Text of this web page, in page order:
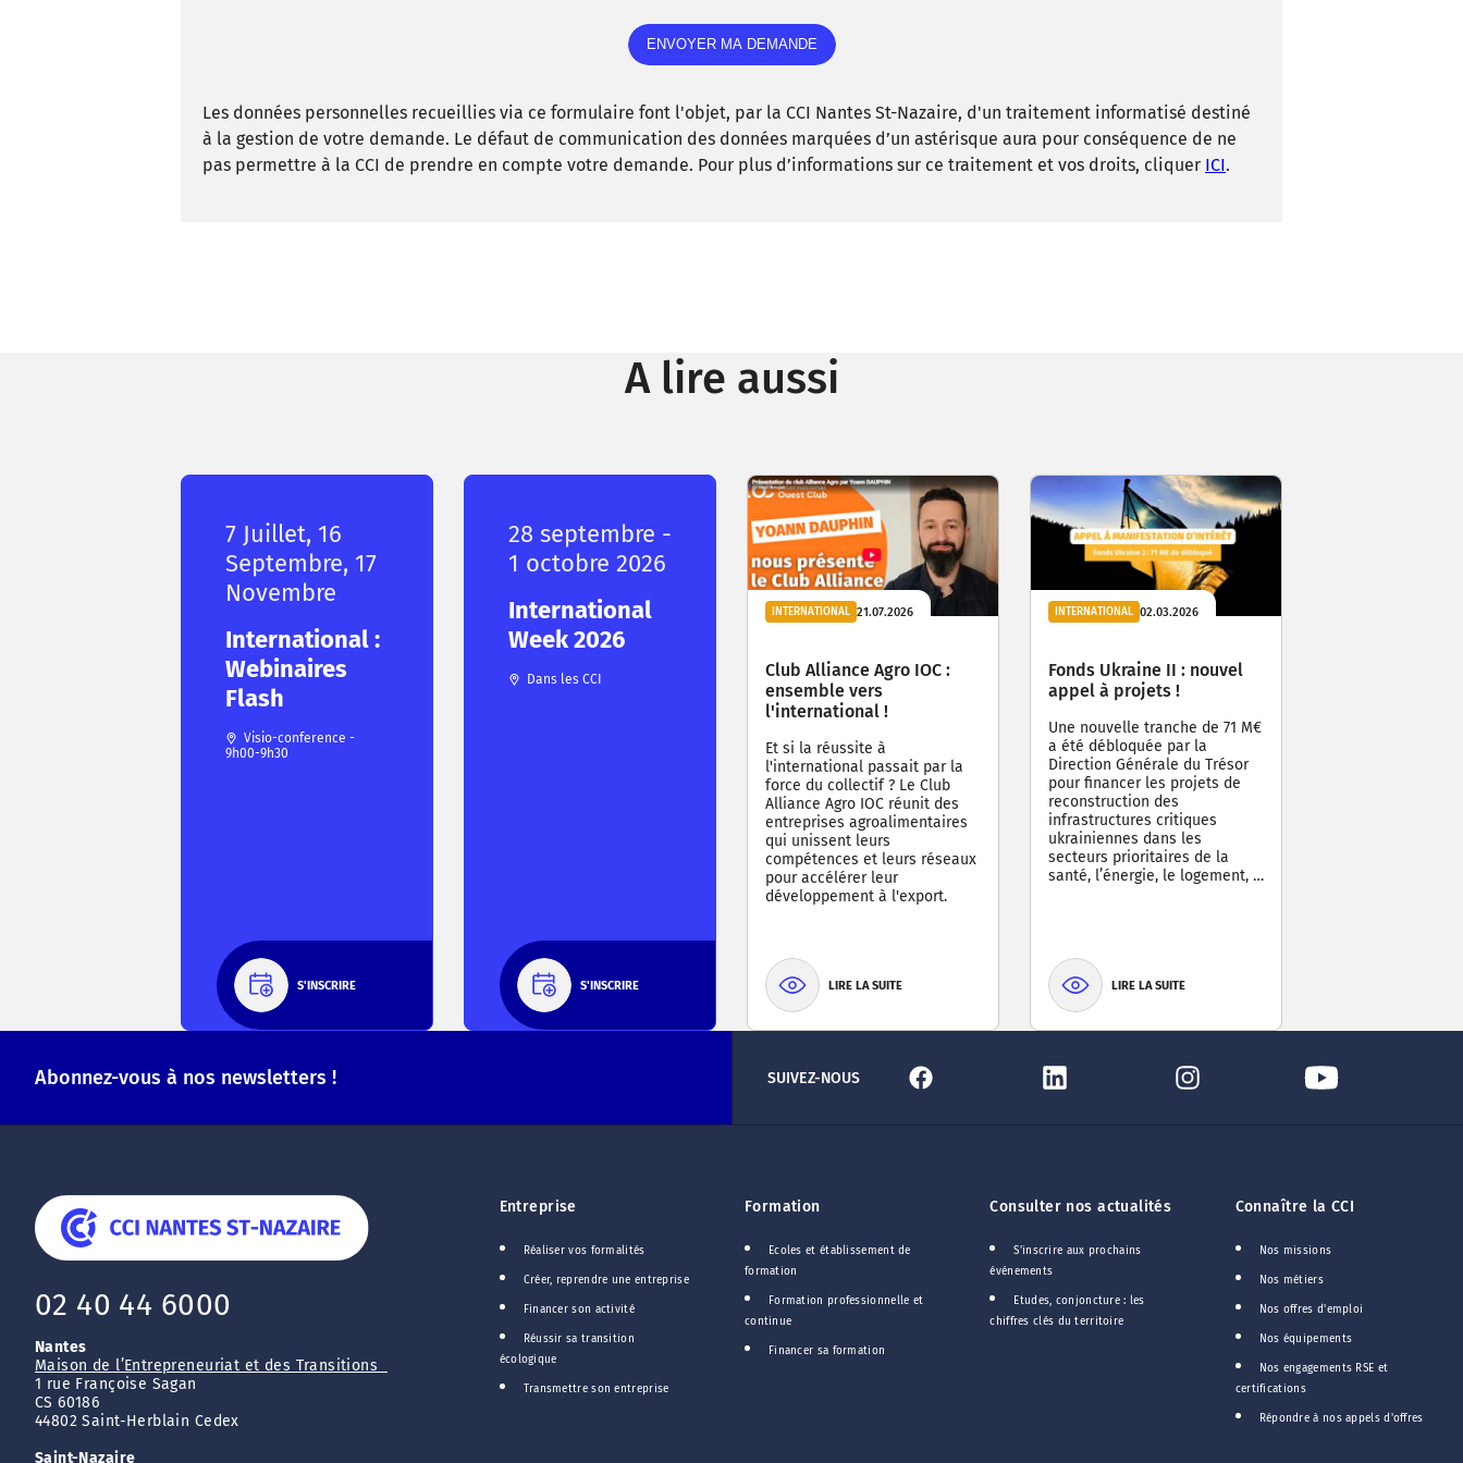
Les données personnelles recueillies via ce formulaire font l'objet, par la CCI Nantes St-Nazaire, d'un traitement informatisé destiné
à la gestion de votre demande. Le défaut de communication des données marquées d’un astérisque aura pour conséquence de ne
pas permettre à la CCI de prendre en compte votre demande. Pour plus d’informations sur ce traitement et vos droits, cliquer ICI.
A lire aussi
7 Juillet, 16
Septembre, 17
Novembre
International :
Webinaires
Flash
Visio-conference -
9h00-9h30
S'INSCRIRE
28 septembre -
1 octobre 2026
International
Week 2026
Dans les CCI
S'INSCRIRE
INTERNATIONAL 21.07.2026
Club Alliance Agro IOC :
ensemble vers
l'international !
Et si la réussite à
l'international passait par la
force du collectif ? Le Club
Alliance Agro IOC réunit des
entreprises agroalimentaires
qui unissent leurs
compétences et leurs réseaux
pour accélérer leur
développement à l'export.
LIRE LA SUITE
INTERNATIONAL 02.03.2026
Fonds Ukraine II : nouvel
appel à projets !
Une nouvelle tranche de 71 M€
a été débloquée par la
Direction Générale du Trésor
pour financer les projets de
reconstruction des
infrastructures critiques
ukrainiennes dans les
secteurs prioritaires de la
santé, l’énergie, le logement, …
LIRE LA SUITE
Abonnez-vous à nos newsletters ! SUIVEZ-NOUS
02 40 44 6000
Nantes
Maison de l’Entrepreneuriat et des Transitions
1 rue Françoise Sagan
CS 60186
44802 Saint-Herblain Cedex
Saint-Nazaire
Entreprise
Réaliser vos formalités
Créer, reprendre une entreprise
Financer son activité
Réussir sa transition
écologique
Transmettre son entreprise
Formation
Ecoles et établissement de
formation
Formation professionnelle et
continue
Financer sa formation
Consulter nos actualités
S'inscrire aux prochains
événements
Etudes, conjoncture : les
chiffres clés du territoire
Connaître la CCI
Nos missions
Nos métiers
Nos offres d'emploi
Nos équipements
Nos engagements RSE et
certifications
Répondre à nos appels d'offres